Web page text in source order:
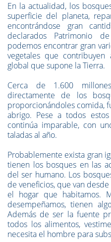
En la actualidad, los
superficie del planeta,
encontrándose gran
declarados Patrimonio
podemos encontrar gran
vegetales que
global que supone la Tierra.
Cerca de 1.600
directamente de los
proporcionándoles comida,
abrigo. Pese a todos
continúa imparable, con
taladas al año.
Probablemente exista gran
tienen los bosques en las
del ser humano. Los
de veneficios, que van
el hogar que habitamos.
desempeñamos, tienen
Además de ser la fuente
todos los alimentos,
necesita el hombre para